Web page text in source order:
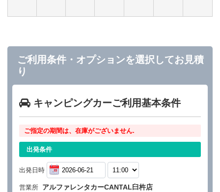
ご利用条件・オプションを選択してお見積
り
キャンピングカーご利用基本条件
ご指定の期間は、在庫がございません.
出発条件
出発日時
営業所 アルファレンタカーCANTAL臼杵店